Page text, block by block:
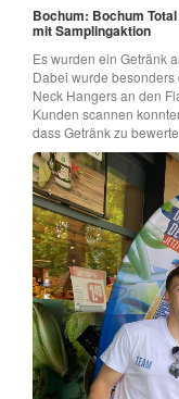
Bochum: Bochum
mit Samplingaktion
Es wurden ein Getränk
Dabei wurde
Neck Hangers an den
Kunden scannen
dass Getränk zu